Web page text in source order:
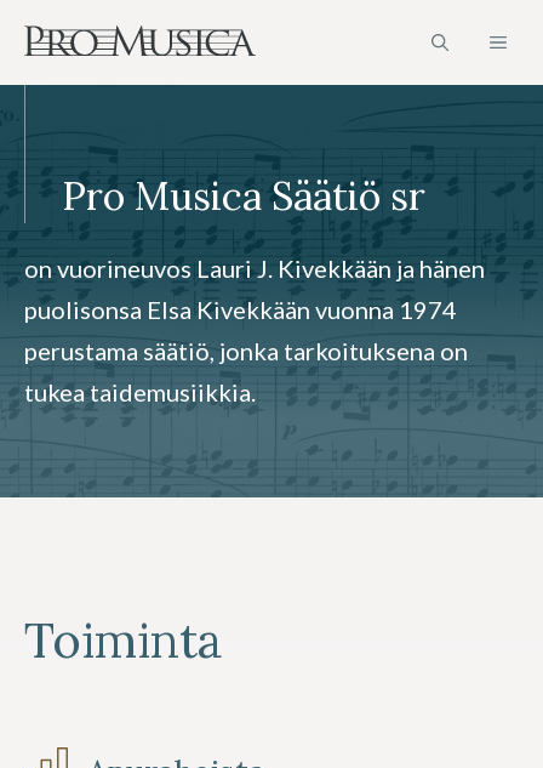
sisältöön
Pro Musica Säätiö sr
on vuorineuvos Lauri J. Kivekkään ja hänen
puolisonsa Elsa Kivekkään vuonna 1974
perustama säätiö, jonka tarkoituksena on
tukea taidemusiikkia.
Toiminta